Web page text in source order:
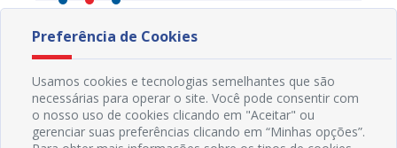
Preferência de Cookies
Usamos cookies e tecnologias semelhantes que são
necessárias para operar o site. Você pode consentir com
o nosso uso de cookies clicando em "Aceitar" ou
gerenciar suas preferências clicando em “Minhas opções”.